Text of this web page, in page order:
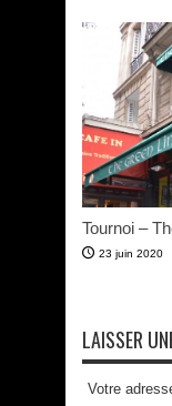
Tournoi –
23 juin 2020
LAISSER
Votre